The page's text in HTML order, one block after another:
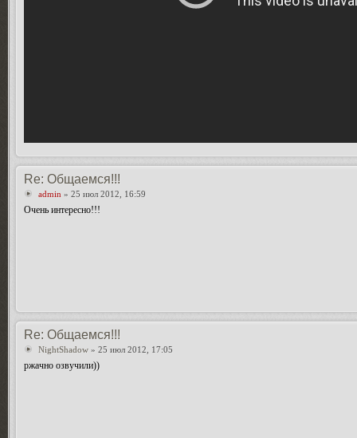
Re: Общаемся!!!
admin » 25 июл 2012, 16:59
Очень интересно!!!
Re: Общаемся!!!
NightShadow » 25 июл 2012, 17:05
ржачно озвучили))